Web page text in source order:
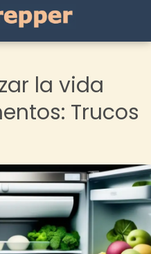
la vida
Trucos